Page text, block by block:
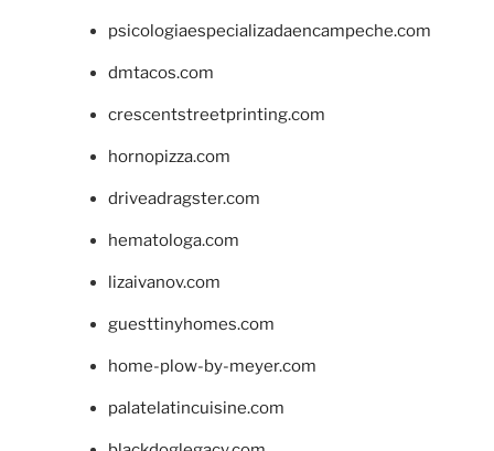
psicologiaespecializadaencampeche.com
dmtacos.com
crescentstreetprinting.com
hornopizza.com
driveadragster.com
hematologa.com
lizaivanov.com
guesttinyhomes.com
home-plow-by-meyer.com
palatelatincuisine.com